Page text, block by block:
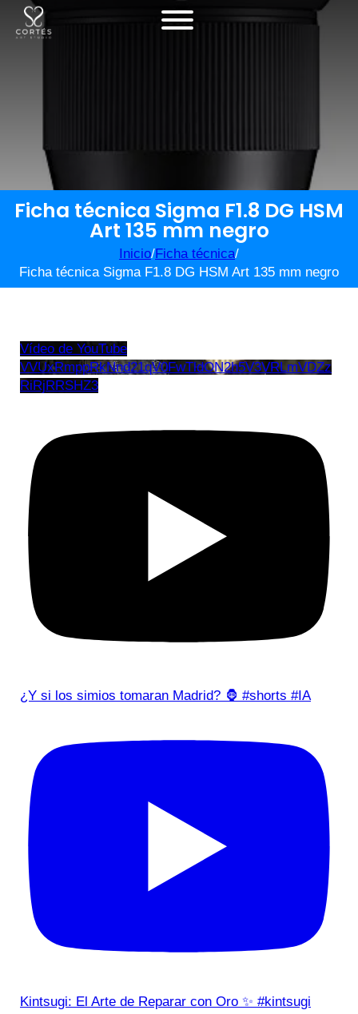
Ficha técnica Sigma F1.8 DG HSM
Art 135 mm negro
Inicio/Ficha técnica/
Ficha técnica Sigma F1.8 DG HSM Art 135 mm negro
Vídeo de YouTube
VVUxRmppRkNnd21qV0FwTldON2h5V3VRLmVDZz
RiRjRRSHZ3
¿Y si los simios tomaran Madrid? 🦍 #shorts #IA
Kintsugi: El Arte de Reparar con Oro ✨ #kintsugi